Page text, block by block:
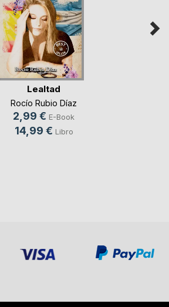
Lealtad
Rocío Rubio Díaz
2,99 € E-Book
14,99 € Libro